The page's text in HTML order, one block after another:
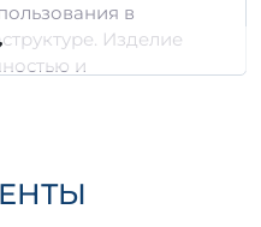
в
Изделие
и